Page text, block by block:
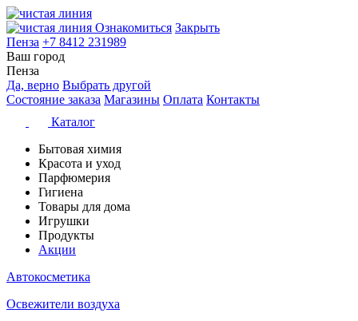
Ознакомиться Закрыть
Пенза +7 8412 231989
Ваш город
Пенза
Да, верно Выбрать другой
Состояние заказа Магазины Оплата Контакты
Каталог
Бытовая химия
Красота и уход
Парфюмерия
Гигиена
Товары для дома
Игрушки
Продукты
Акции
Автокосметика
Освежители воздуха